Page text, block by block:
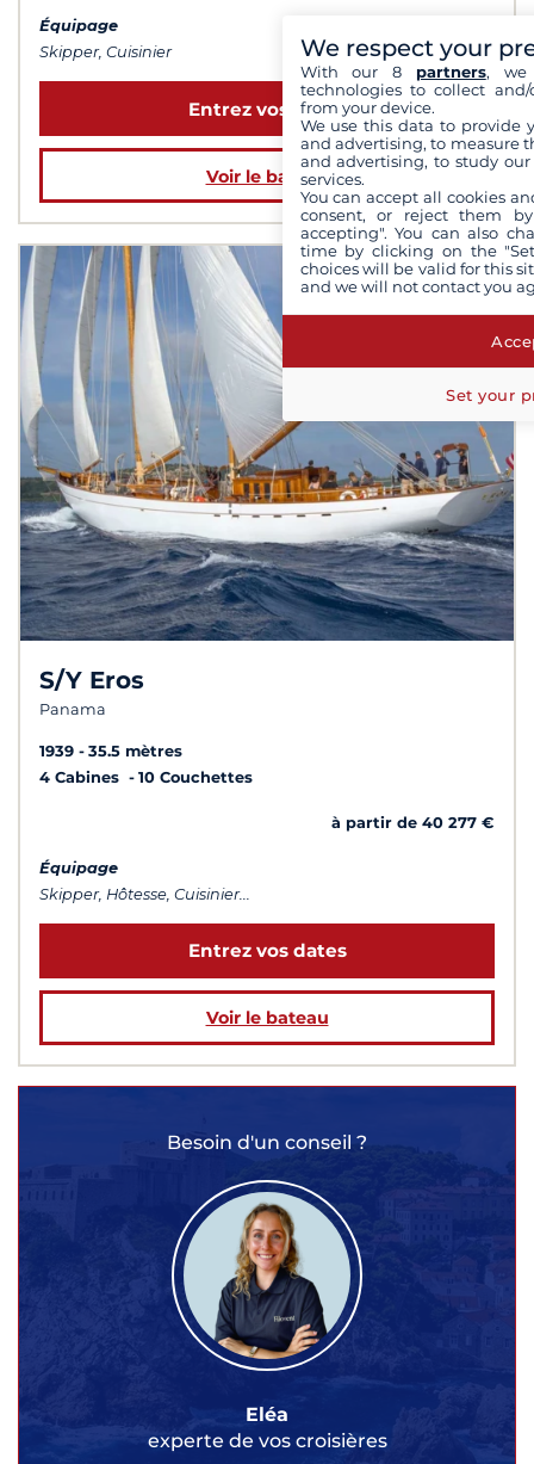
Équipage
Skipper, Cuisinier
Entrez vos dates
Voir le bateau
S/Y Eros
Panama
1939
35.5 mètres
4 Cabines
10 Couchettes
à partir de 40 277 €
Équipage
Skipper, Hôtesse, Cuisinier...
Entrez vos dates
Voir le bateau
Besoin d'un conseil ?
Eléa
experte de vos croisières
We respect your
With our 8 partners, we
technologies to collect
from your device.
We use this data to provide
and advertising, to measure
and advertising, to study
services.
You can accept all cookies
consent, or reject them
accepting". You can also
time by clicking on the
choices will be valid for this
and we will not contact you
Set your